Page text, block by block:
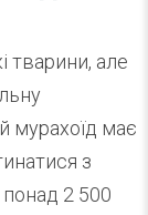
тварини, але
мурахоїд має
з
2 500